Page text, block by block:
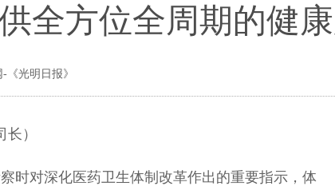
全方位全周期的健
《光明日报》
）
对深化医药卫生体制改革作出的重要指示，体